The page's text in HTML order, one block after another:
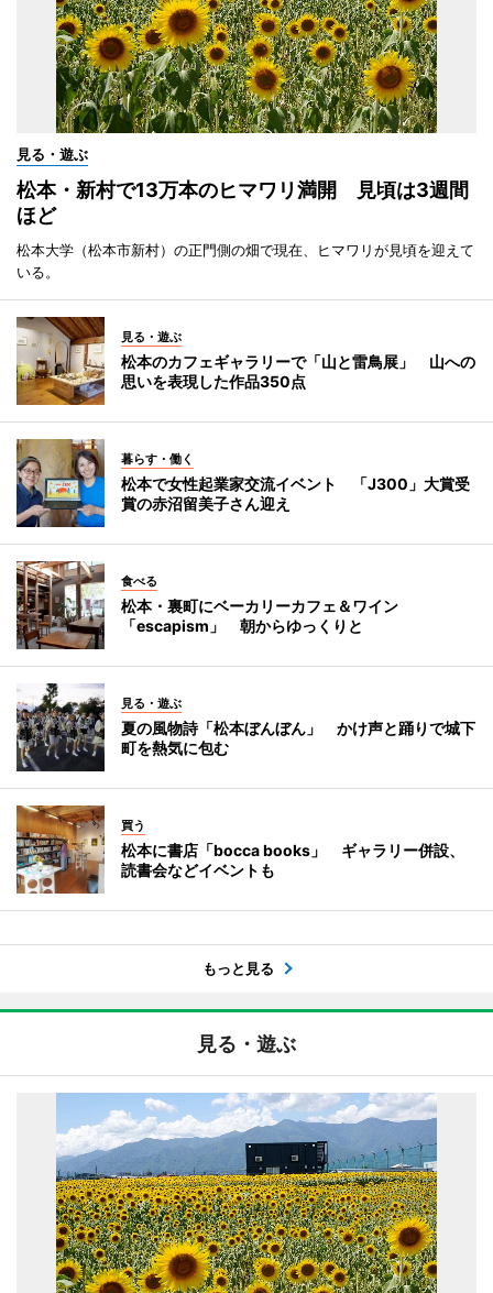
見る・遊ぶ
松本・新村で13万本のヒマワリ満開 見頃は3週間
ほど
松本大学（松本市新村）の正門側の畑で現在、ヒマワリが見頃を迎えて
いる。
見る・遊ぶ
松本のカフェギャラリーで「山と雷鳥展」 山への
思いを表現した作品350点
暮らす・働く
松本で女性起業家交流イベント 「J300」大賞受
賞の赤沼留美子さん迎え
食べる
松本・裏町にベーカリーカフェ＆ワイン
「escapism」 朝からゆっくりと
見る・遊ぶ
夏の風物詩「松本ぼんぼん」 かけ声と踊りで城下
町を熱気に包む
買う
松本に書店「bocca books」 ギャラリー併設、
読書会などイベントも
もっと見る
見る・遊ぶ